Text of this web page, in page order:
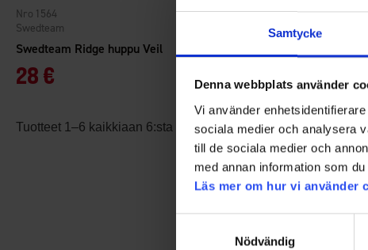
Samtycke
Denna webbplats använder
Vi använder
sociala medier och analysera
till de sociala medier och
med annan information som
Läs mer om hur vi använder
Nödvändig
Swedteam Ridge huppu Veil
Swedteam
1564
28 €
Swedteam
1563
29 €
Tuotteet 1–6 kaikkiaan 6:sta